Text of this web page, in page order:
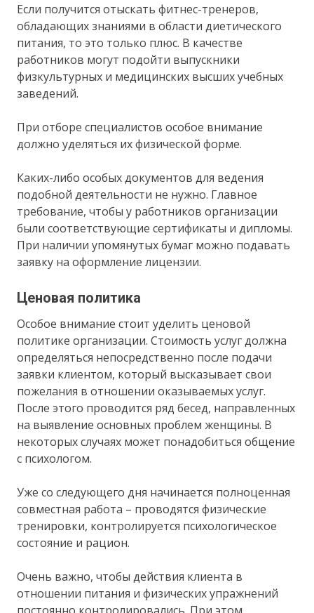
Если получится отыскать фитнес-тренеров,
обладающих знаниями в области диетического
питания, то это только плюс. В качестве
работников могут подойти выпускники
физкультурных и медицинских высших учебных
заведений.
При отборе специалистов особое внимание
должно уделяться их физической форме.
Каких-либо особых документов для ведения
подобной деятельности не нужно. Главное
требование, чтобы у работников организации
были соответствующие сертификаты и дипломы.
При наличии упомянутых бумаг можно подавать
заявку на оформление лицензии.
Ценовая политика
Особое внимание стоит уделить ценовой
политике организации. Стоимость услуг должна
определяться непосредственно после подачи
заявки клиентом, который высказывает свои
пожелания в отношении оказываемых услуг.
После этого проводится ряд бесед, направленных
на выявление основных проблем женщины. В
некоторых случаях может понадобиться общение
с психологом.
Уже со следующего дня начинается полноценная
совместная работа – проводятся физические
тренировки, контролируется психологическое
состояние и рацион.
Очень важно, чтобы действия клиента в
отношении питания и физических упражнений